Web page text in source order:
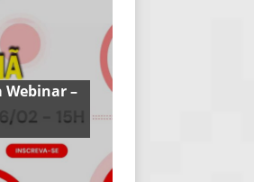
Webinar –